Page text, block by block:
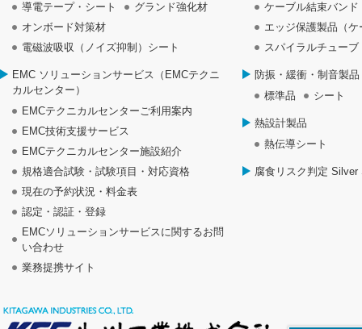
導電テープ・シート
グランド強化材
オンボード対策材
電磁波吸収（ノイズ抑制）シート
EMC ソリューションサービス（EMCテクニ
カルセンター）
EMCテクニカルセンターご利用案内
EMC技術支援サービス
EMCテクニカルセンター施設紹介
規格適合試験・試験項目・対応資格
現在の予約状況・料金表
認定・認証・登録
EMCソリューションサービスに関するお問
い合わせ
業務提携サイト
ケーブル結束バンド
エッジ保護製品（
スパイラルチューブ
防振・緩衝・制音製品
標準品
シート
熱設計製品
熱伝導シート
腐食リスク判定